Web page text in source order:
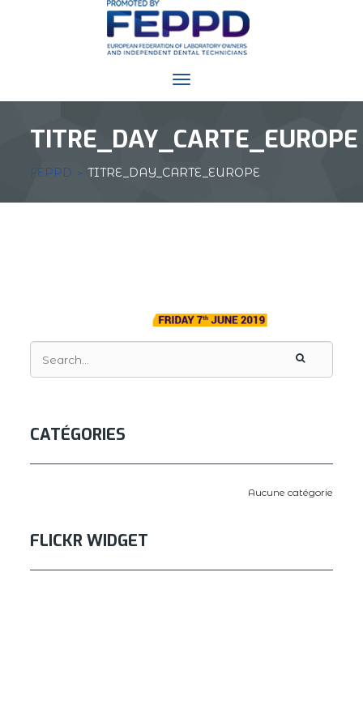
Toggle
navigation
TITRE_DAY_CARTE_EUROPE
FEPPD > TITRE_DAY_CARTE_EUROPE
CATÉGORIES
Aucune catégorie
FLICKR WIDGET